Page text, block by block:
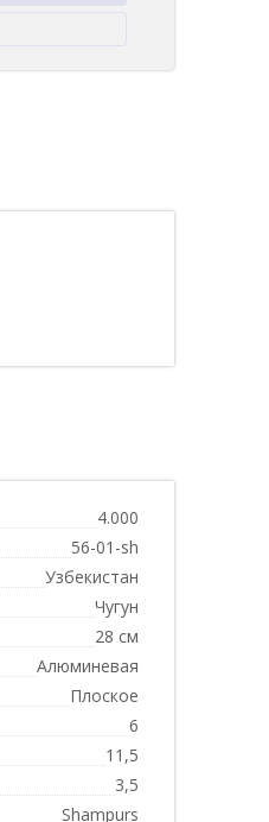
4.000
56-01-sh
Узбекистан
Чугун
28 см
Алюминевая
Плоское
6
11,5
3,5
Shampurs